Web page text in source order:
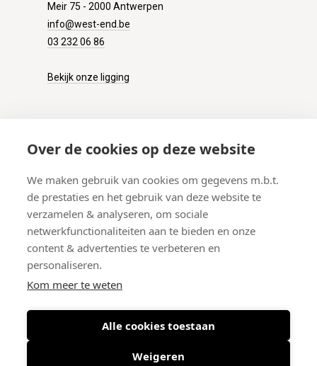
Over de cookies op deze website
We maken gebruik van cookies om gegevens m.b.t.
de prestaties en het gebruik van deze website te
verzamelen & analyseren, om sociale
netwerkfunctionaliteiten aan te bieden en onze
content & advertenties te verbeteren en
personaliseren.
Kom meer te weten
Alle cookies toestaan
Weigeren
Meir 75 - 2000 Antwerpen
info@west-end.be
03 232 06 86
Bekijk onze ligging
Verzenden
Retourneren
Betalen
Veelgestelde vragen
© 2026 West-End BV-Meir 75, 2000 Antwerpen (België)
Algemene voorwaarden